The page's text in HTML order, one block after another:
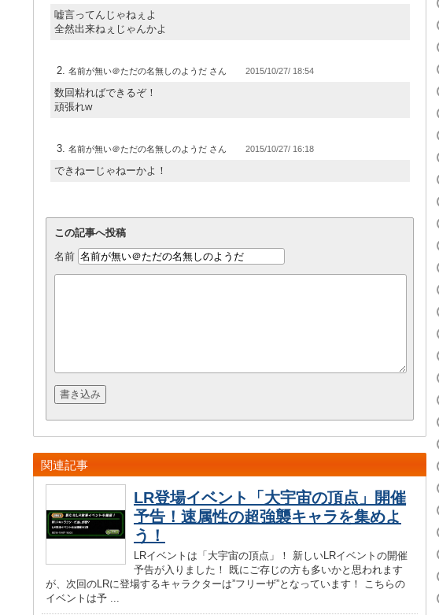
嘘言ってんじゃねぇよ
全然出来ねぇじゃんかよ
名前が無い＠ただの名無しのようだ 2015/10/27/ 18:54
数回粘ればできるぞ！
頑張れw
名前が無い＠ただの名無しのようだ 2015/10/27/ 16:18
できねーじゃねーかよ！
この記事へ投稿
名前
関連記事
LR登場イベント「大宇宙の頂点」開催
予告！速属性の超強襲キャラを集めよ
う！
LRイベントは「大宇宙の頂点」！ 新しいLRイベントの開催
予告が入りました！ 既にご存じの方も多いかと思われます
が、次回のLRに登場するキャラクターは”フリーザ”となっています！ こちらの
イベントは予 ...